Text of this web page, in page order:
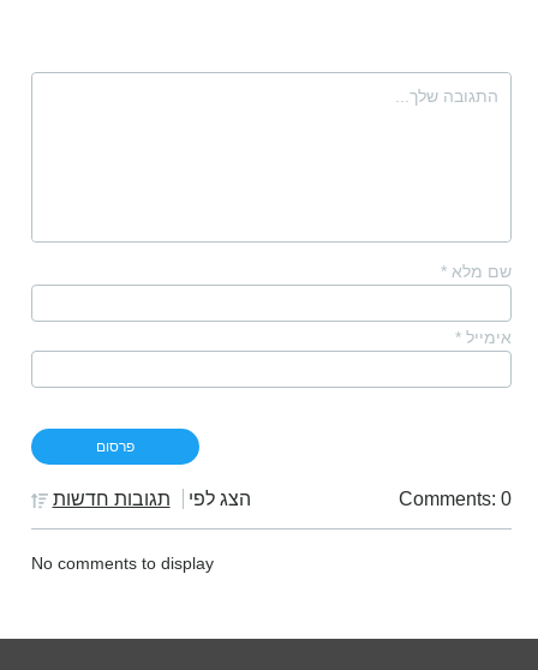
שם מלא *
אימייל *
Comments: 0 הצג לפי תגובות חדשות
No comments to display